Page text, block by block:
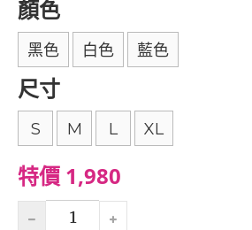
顏色
黑色 白色 藍色
尺寸
S M L XL
特價 1,980